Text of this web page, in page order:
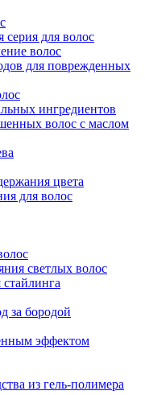
для волос
волос
для поврежденных
ингредиентов
волос с маслом
цвета
для волос
светлых волос
за бородой
эффектом
из гель-полимера